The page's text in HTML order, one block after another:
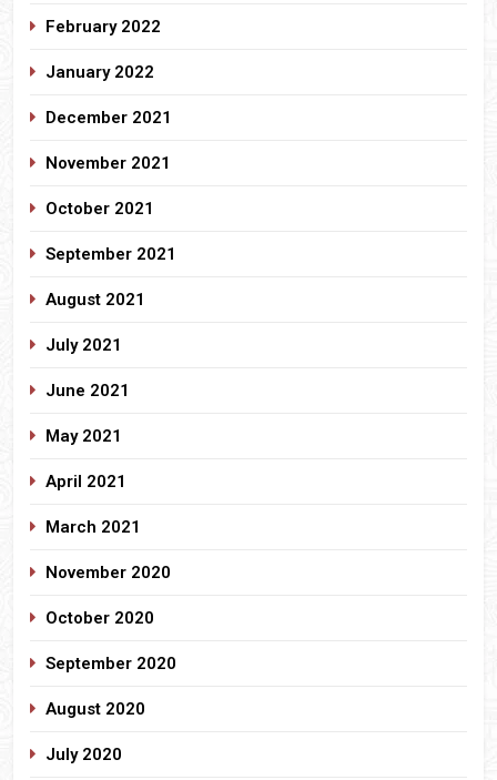
February 2022
January 2022
December 2021
November 2021
October 2021
September 2021
August 2021
July 2021
June 2021
May 2021
April 2021
March 2021
November 2020
October 2020
September 2020
August 2020
July 2020